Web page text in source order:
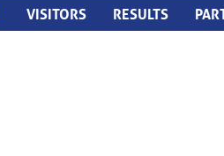
VISITORS RESULTS